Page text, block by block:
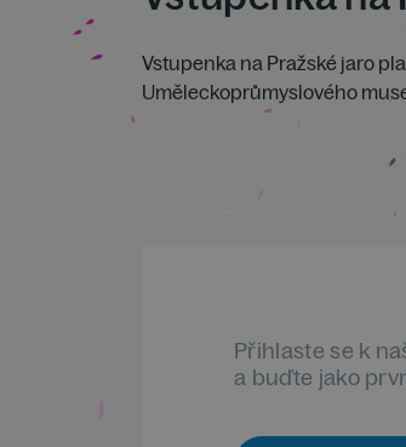
Vstupenka na Pražské jaro
Uměleckoprůmyslového
Přihlaste se k
a buďte jako